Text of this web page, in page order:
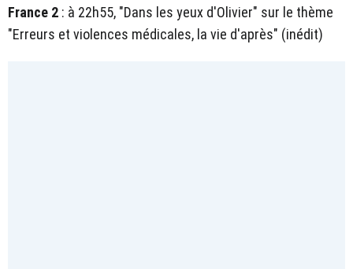
France 2 : à 22h55, "Dans les yeux d'Olivier" sur le thème
"Erreurs et violences médicales, la vie d'après" (inédit)